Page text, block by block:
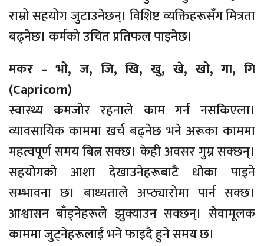
राम्रो सहयोग जुटाउनेछन्। विशिष्ट व्यक्तिहरूसँग मित्रता
बढ्नेछ। कर्मको उचित प्रतिफल पाइनेछ।
मकर – भो, ज, जि, खि, खु, खे, खो, गा, गि
(Capricorn)
स्वास्थ्य कमजोर रहनाले काम गर्न नसकिएला।
व्यावसायिक काममा खर्च बढ्नेछ भने अरूका काममा
महत्वपूर्ण समय बित्न सक्छ। केही अवसर गुम्न सक्छन्।
सहयोगको आशा देखाउनेहरूबाटै धोका पाइने
सम्भावना छ। बाध्यताले अप्ठ्यारोमा पार्न सक्छ।
आश्वासन बाँड्नेहरूले झुक्याउन सक्छन्। सेवामूलक
काममा जुट्नेहरूलाई भने फाइदै हुने समय छ।